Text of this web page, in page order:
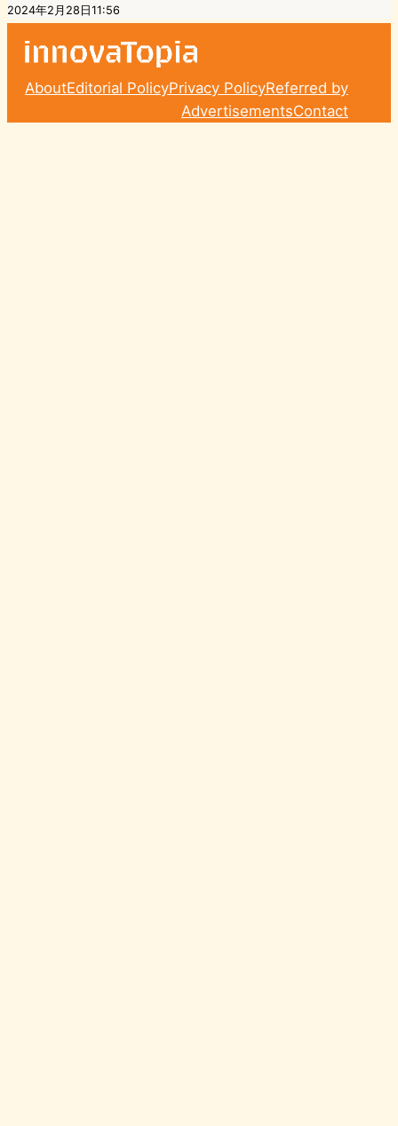
2024年2月28日11:56
AboutEditorial PolicyPrivacy PolicyReferred by
AdvertisementsContact